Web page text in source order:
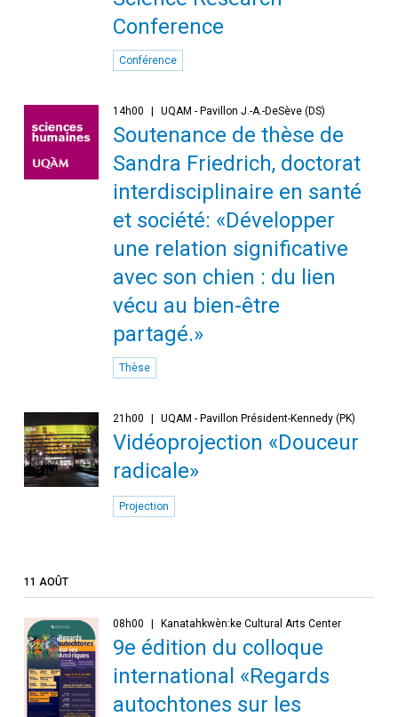
Conference
Conférence
14h00 UQAM - Pavillon J.-A.-DeSève (DS)
Soutenance de thèse de
Sandra Friedrich, doctorat
interdisciplinaire en santé
et société: «Développer
une relation significative
avec son chien : du lien
vécu au bien-être
partagé.»
Thèse
21h00 UQAM - Pavillon Président-Kennedy (PK)
Vidéoprojection «Douceur
radicale»
Projection
11 AOÛT
08h00 Kanatahkwèn:ke Cultural Arts Center
9e édition du colloque
international «Regards
autochtones sur les